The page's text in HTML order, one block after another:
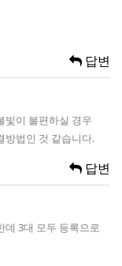
답변
빛이 불편하실 경우
방법인 것 같습니다.
답변
데 3대 모두 등록으로